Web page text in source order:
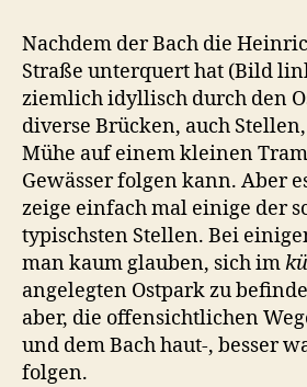
Nachdem der Bach die
Straße unterquert hat (Bild
ziemlich idyllisch durch den
diverse Brücken, auch
Mühe auf einem kleinen
Gewässer folgen kann. Aber
zeige einfach mal einige der
typischsten Stellen. Bei
man kaum glauben, sich im
angelegten Ostpark zu
aber, die offensichtlichen
und dem Bach haut-, besser
folgen.